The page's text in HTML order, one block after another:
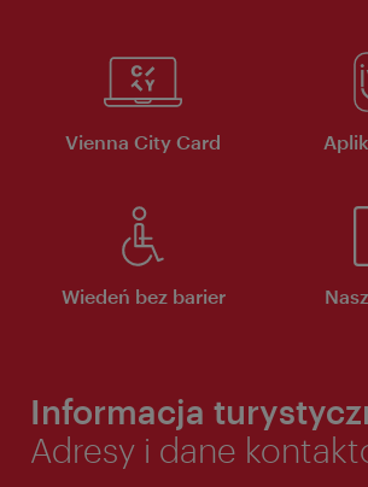
Vienna City Card
Wiedeń bez barier
Informacja
Adresy i dane